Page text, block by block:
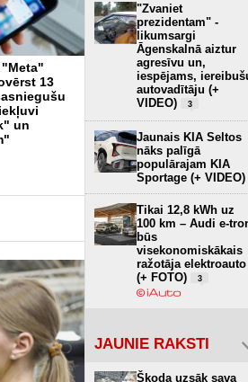
"Meta"
13
un
“Tele2” visas autoceļa
“Via Baltica” bāzes
stacijas aprīkojis ar 5G
tehnoloģiju
1
"Zvaniet
prezidentam" -
likumsargi
Āgenskalnā aiztur
agresīvu un,
iespējams,
autovadītāju (+
VIDEO)
3
Jaunais KIA Seltos
nāks palīgā
populārajam KIA
Sportage (+ VIDEO)
Tikai 12,8 kWh uz
100 km – Audi e-
būs
visekonomiskākais
ražotāja elektroauto
(+ FOTO)
3
JAUNIE RAKSTI
Škoda uzsāk sava